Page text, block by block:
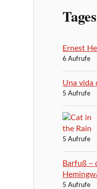
Ernest
6 Aufrufe
Una vida
5 Aufrufe
5 Aufrufe
Barfuß –
5 Aufrufe